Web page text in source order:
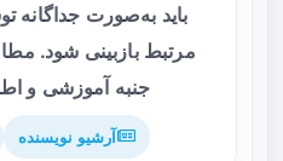
باید به‌صورت
مرتبط بازبینی شود.
جنبه آموزشی و
آرشیو نویسنده